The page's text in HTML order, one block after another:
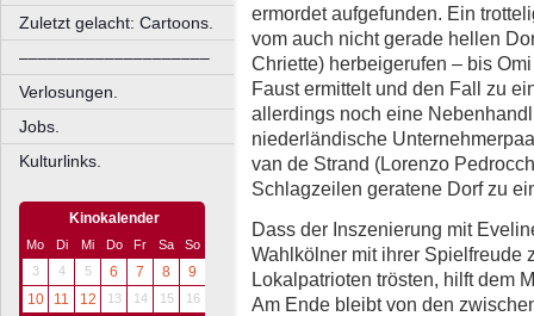
Zuletzt gelacht: Cartoons.
––––––––––––––––––––
Verlosungen.
Jobs.
Kulturlinks.
Kinokalender
Mo Di Mi Do Fr Sa
So
3
4 5 6 7 8
9
10
11 12 13 14 15 16
ermordet aufgefunden. Ein
vom auch nicht gerade hellen
Chriette) herbeigerufen – bis
Faust ermittelt und den Fall zu
allerdings noch eine
niederländische
van de Strand (Lorenzo
Schlagzeilen geratene Dorf zu
Dass der Inszenierung mit
Wahlkölner mit ihrer Spielfreude
Lokalpatrioten trösten, hilft dem
Am Ende bleibt von den